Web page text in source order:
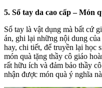
5. Sổ tay da cao cấp – Món
Sổ tay là vật dụng mà bất cứ
án, ghi lại những nội dung
hay, chi tiết, để truyền lại học
món quà tặng thầy cô giáo
rất hữu ích và đảm bảo thầy
nhận được món quà ý nghĩa